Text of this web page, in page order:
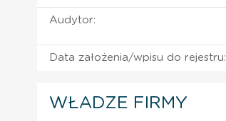
Audytor:
Data założenia/wpisu do rejestru:
WŁADZE FIRMY